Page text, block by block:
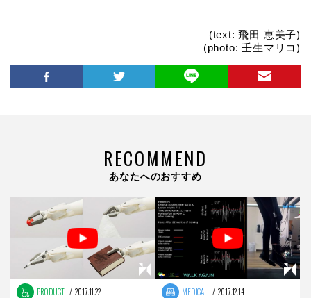
(text: 飛田 恵美子)
(photo: 壬生マリコ)
RECOMMEND
あなたへのおすすめ
PRODUCT 2017.11.22 MEDICAL 2017.12.14